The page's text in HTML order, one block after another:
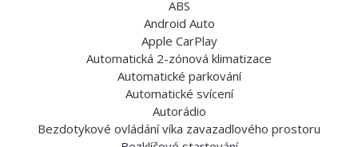
ABS
Android Auto
Apple CarPlay
Automatická 2-zónová klimatizace
Automatické parkování
Automatické svícení
Autorádio
Bezdotykové ovládání víka zavazadlového prostoru